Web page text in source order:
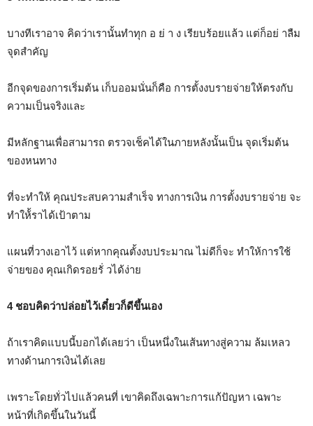
บางทีเราอาจ คิดว่าเรานั้นทำทุก อ ย่ า ง เรียบร้อยแล้ว แต่ก็อย่ าลืม
จุดสำคัญ
อีกจุดของการเริ่มต้น เก็บออมนั่นก็คือ การตั้งงบรายจ่ายให้ตรงกับ
ความเป็นจริงและ
มีหลักฐานเพื่อสามารถ ตรวจเช็คได้ในภายหลังนั้นเป็น จุดเริ่มต้น
ของหนทาง
ที่จะทำให้ คุณประสบความสำเร็จ ทางการเงิน การตั้งงบรายจ่าย จะ
ทำให้้ราได้เป้าตาม
แผนที่วางเอาไว้ แต่หากคุณตั้งงบประมาณ ไม่ดีก็จะ ทำให้การใช้
จ่ายของ คุณเกิดรอยรั่ วได้ง่าย
4 ชอบคิดว่าปล่อยไว้เดี๋ยวก็ดีขึ้นเอง
ถ้าเราคิดแบบนี้บอกได้เลยว่า เป็นหนึ่งในเส้นทางสู่ความ ล้มเหลว
ทางด้านการเงินได้เลย
เพราะโดยทั่วไปแล้วคนที่ เขาคิดถึงเฉพาะการแก้ปัญหา เฉพาะ
หน้าที่เกิดขึ้นในวันนี้